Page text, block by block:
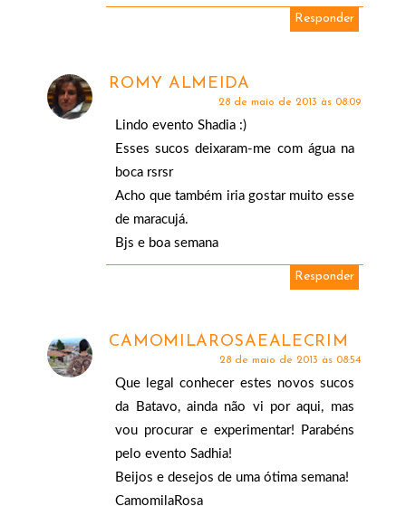
Responder
ROMY ALMEIDA
28 de maio de 2013 às 08:09
Lindo evento Shadia :)
Esses sucos deixaram-me com água na
boca rsrsr
Acho que também iria gostar muito esse
de maracujá.
Bjs e boa semana
Responder
CAMOMILAROSAEALECRIM
28 de maio de 2013 às 08:54
Que legal conhecer estes novos sucos
da Batavo, ainda não vi por aqui, mas
vou procurar e experimentar! Parabéns
pelo evento Sadhia!
Beijos e desejos de uma ótima semana!
CamomilaRosa